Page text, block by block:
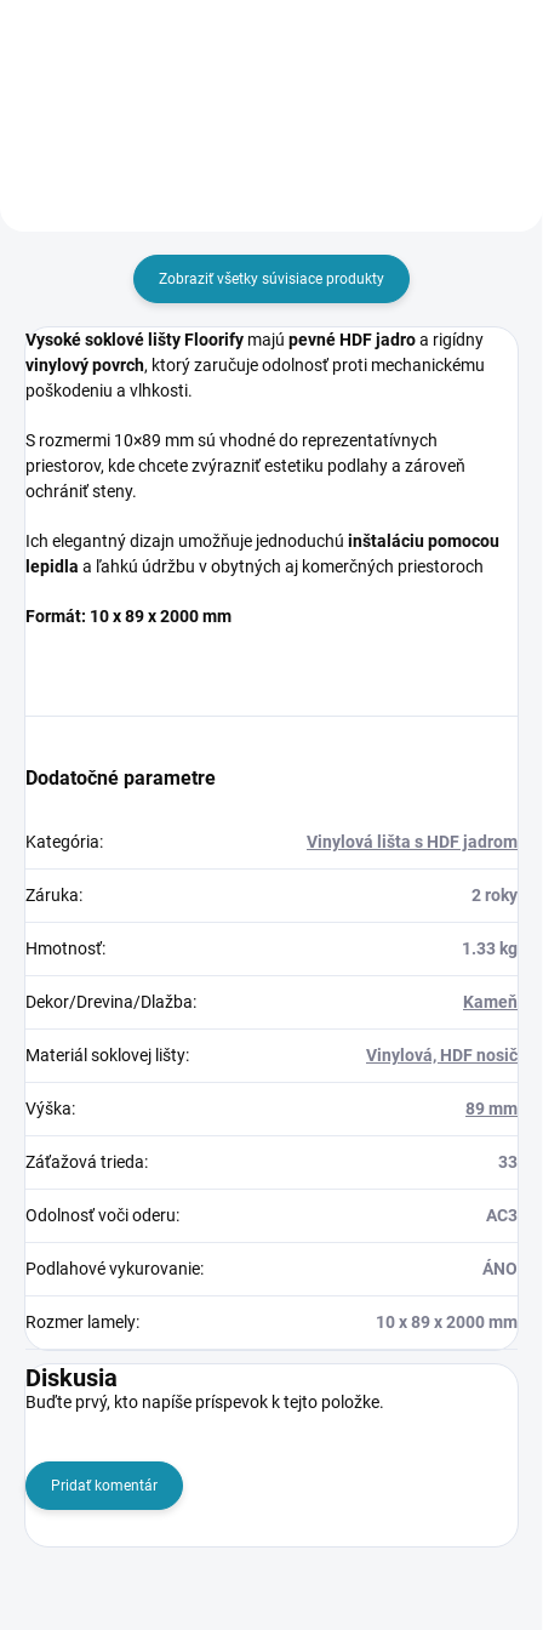
Zobraziť všetky súvisiace produkty
Vysoké soklové lišty Floorify majú pevné HDF jadroa rigídny
vinylový povrch, ktorý zaručuje odolnosť proti mechanickému
poškodeniu a vlhkosti.
S rozmermi 10×89 mm sú vhodné do reprezentatívnych
priestorov, kde chcete zvýrazniť estetiku podlahy a zároveň
ochrániť steny.
Ich elegantný dizajn umožňuje jednoduchú inštaláciu pomocou
lepidla a ľahkú údržbu v obytných aj komerčných priestoroch
Formát: 10 x 89 x 2000 mm
Dodatočné parametre
Kategória: Vinylová lišta s HDF jadrom
Záruka: 2 roky
Hmotnosť: 1.33 kg
Dekor/Drevina/Dlažba: Kameň
Materiál soklovej lišty: Vinylová, HDF nosič
Výška: 89 mm
Záťažová trieda: 33
Odolnosť voči oderu: AC3
Podlahové vykurovanie: ÁNO
Rozmer lamely: 10 x 89 x 2000 mm
Diskusia
Buďte prvý, kto napíše príspevok k tejto položke.
Pridať komentár